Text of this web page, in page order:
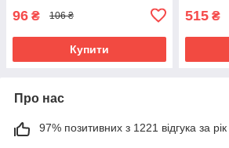
96 ₴ 106 ₴
Купити
515 ₴
Про нас
97% позитивних з 1221 відгука за рік